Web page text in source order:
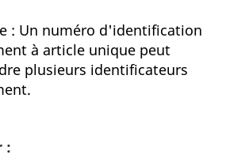
: Un numéro d'identification
à article unique peut
plusieurs identificateurs
: